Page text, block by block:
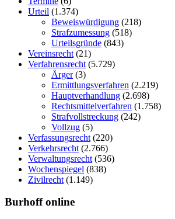
Urteil (1.374)
Beweiswürdigung (218)
Strafzumessung (518)
Urteilsgründe (843)
Vereinsrecht (21)
Verfahrensrecht (5.729)
Ärger(3)
Ermittlungsverfahren (2.219)
Hauptverhandlung (2.698)
Rechtsmittelverfahren (1.758)
Strafvollstreckung (242)
Vollzug (5)
Verfassungsrecht (220)
Verkehrsrecht (2.766)
Verwaltungsrecht (536)
Wochenspiegel (838)
Zivilrecht (1.149)
Burhoff online